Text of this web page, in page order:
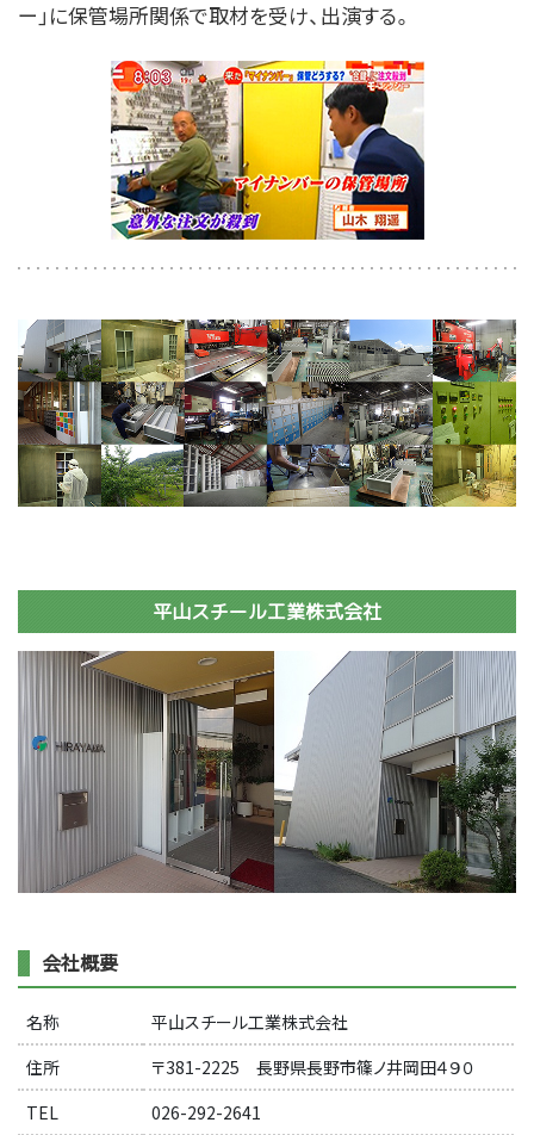
ー」に保管場所関係で取材を受け、出演する。
平山スチール工業株式会社
会社概要
名称
平山スチール工業株式会社
住所
〒381-2225 長野県長野市篠ノ井岡田４９０
TEL
026-292-2641